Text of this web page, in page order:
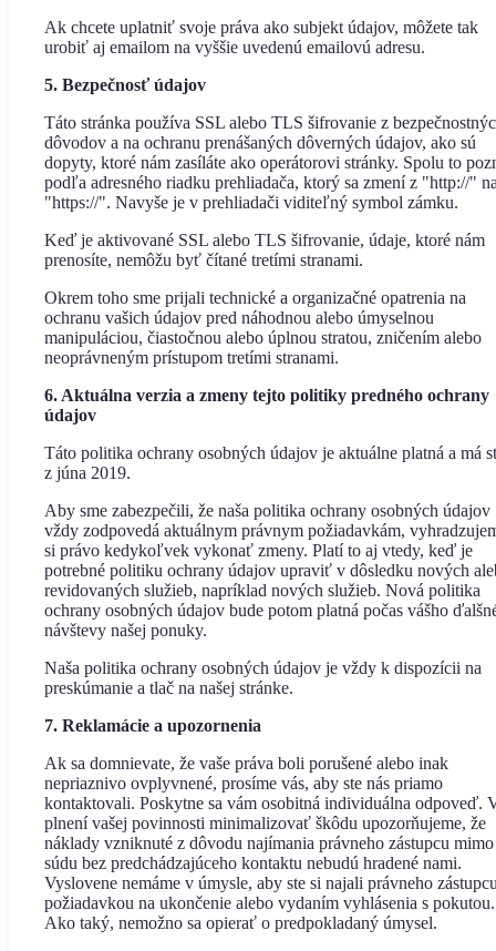
Ak chcete uplatniť svoje práva ako subjekt údajov, môžete tak
urobiť aj emailom na vyššie uvedenú emailovú adresu.
5. Bezpečnosť údajov
Táto stránka používa SSL alebo TLS šifrovanie z
dôvodov a na ochranu prenášaných dôverných údajov, ako sú
dopyty, ktoré nám zasíláte ako operátorovi stránky. Spolu to
podľa adresného riadku prehliadača, ktorý sa zmení z "http://"
"https://". Navyše je v prehliadači viditeľný symbol zámku.
Keď je aktivované SSL alebo TLS šifrovanie, údaje, ktoré nám
prenosíte, nemôžu byť čítané tretími stranami.
Okrem toho sme prijali technické a organizačné opatrenia na
ochranu vašich údajov pred náhodnou alebo úmyselnou
manipuláciou, čiastočnou alebo úplnou stratou, zničením alebo
neoprávneným prístupom tretími stranami.
6. Aktuálna verzia a zmeny tejto politiky predného ochrany
údajov
Táto politika ochrany osobných údajov je aktuálne platná a má
z júna 2019.
Aby sme zabezpečili, že naša politika ochrany osobných údajov
vždy zodpovedá aktuálnym právnym požiadavkám,
si právo kedykoľvek vykonať zmeny. Platí to aj vtedy, keď je
potrebné politiku ochrany údajov upraviť v dôsledku nových
revidovaných služieb, napríklad nových služieb. Nová politika
ochrany osobných údajov bude potom platná počas vášho
návštevy našej ponuky.
Naša politika ochrany osobných údajov je vždy k dispozícii na
preskúmanie a tlač na našej stránke.
7. Reklamácie a upozornenia
Ak sa domnievate, že vaše práva boli porušené alebo inak
nepriaznivo ovplyvnené, prosíme vás, aby ste nás priamo
kontaktovali. Poskytne sa vám osobitná individuálna odpoveď.
plnení vašej povinnosti minimalizovať škôdu upozorňujeme, že
náklady vzniknuté z dôvodu najímania právneho zástupcu mimo
súdu bez predchádzajúceho kontaktu nebudú hradené nami.
Vyslovene nemáme v úmysle, aby ste si najali právneho
požiadavkou na ukončenie alebo vydaním vyhlásenia s pokutou.
Ako taký, nemožno sa opierať o predpokladaný úmysel.